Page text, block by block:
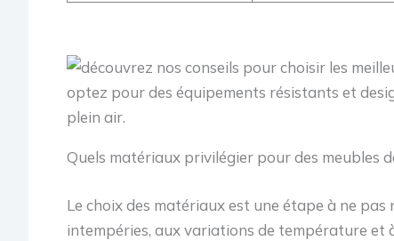
Quels matériaux privilégier pour des meubles
Le choix des matériaux est une étape à ne
intempéries, aux variations de température et